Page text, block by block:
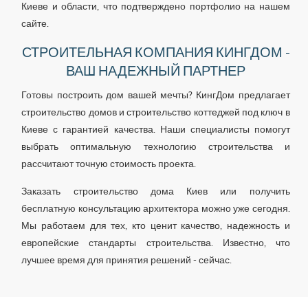
Киеве и области, что подтверждено портфолио на нашем
сайте.
СТРОИТЕЛЬНАЯ КОМПАНИЯ КИНГДОМ -
ВАШ НАДЕЖНЫЙ ПАРТНЕР
Готовы построить дом вашей мечты? КингДом предлагает
строительство домов и строительство коттеджей под ключ в
Киеве с гарантией качества. Наши специалисты помогут
выбрать оптимальную технологию строительства и
рассчитают точную стоимость проекта.
Заказать строительство дома Киев или получить
бесплатную консультацию архитектора можно уже сегодня.
Мы работаем для тех, кто ценит качество, надежность и
европейские стандарты строительства. Известно, что
лучшее время для принятия решений - сейчас.